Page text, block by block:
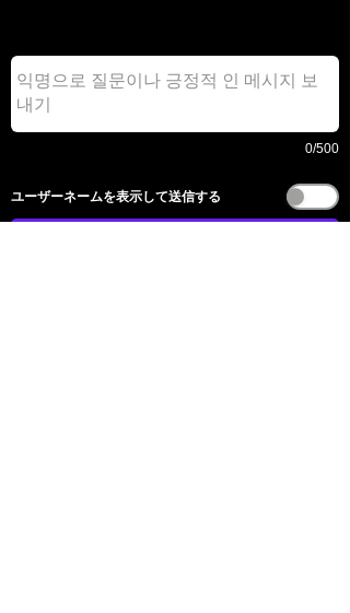
0/500
​ユーザーネームを表示して送信する